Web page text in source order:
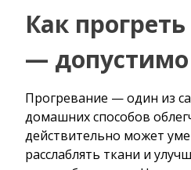
Как
— допустимо
Прогревание — один из
домашних способов
действительно может
расслаблять ткани и